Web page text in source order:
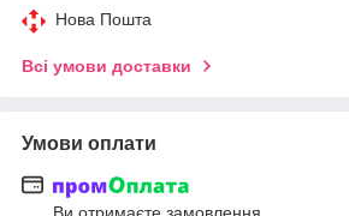
Нова Пошта
Всі умови доставки
Умови оплати